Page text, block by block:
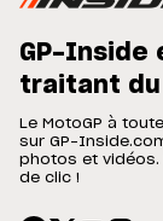
GP-Inside
traitant du
Le MotoGP à
sur GP-
photos et vidéos.
de clic !